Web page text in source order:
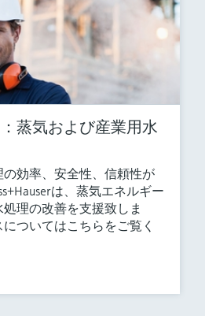
蒸気および産業用水
効率、安全性、信頼性が
は、蒸気エネルギー
理の改善を支援致しま
ついてはこちらをご覧く